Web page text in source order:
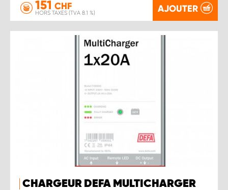
151 CHF
HORS TAXES (TVA 8.1 %) AJOUTER
CHARGEUR DEFA MULTICHARGER